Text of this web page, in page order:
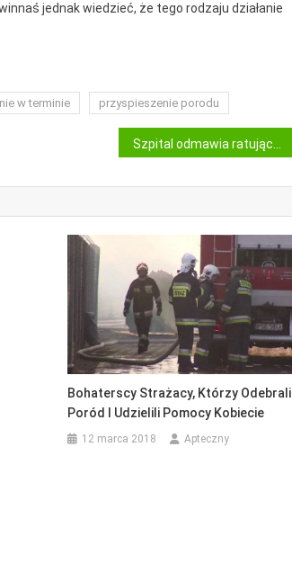
jednak wiedzieć, że tego rodzaju działanie
w terminie przyspieszenie porodu
Bohaterscy Strażacy, Którzy Odebrali
Poród I Udzielili Pomocy Kobiecie
12 marca 2018 Apteczny